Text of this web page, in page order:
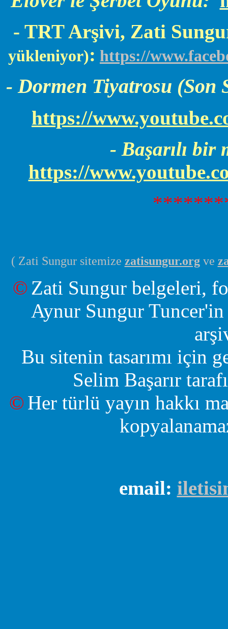
- TRT Arşivi, Zati
yükleniyor): https://
- Dormen Tiyatrosu (Son
https://
- Başarılı bir
https://
( Zati Sungur sitemize zatisungur.orgve
© Zati Sungur belgeleri,
Aynur Sungur
Bu sitenin tasarımı için
Selim Başarır
© Her türlü yayın hakkı
email: